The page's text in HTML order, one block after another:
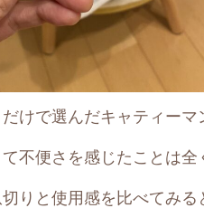
けで選んだキャティー
不便さを感じたことは全
りと使用感を比べてみる